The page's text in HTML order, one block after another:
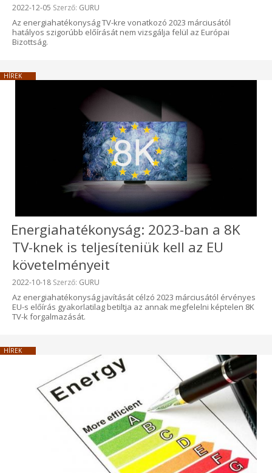
Beküldve:
2022-12-05 Szerző: GURU
Az energiahatékonyság TV-kre vonatkozó 2023 márciusától
hatályos szigorúbb előírását nem vizsgálja felül az Európai
Bizottság.
HÍREK
Energiahatékonyság: 2023-ban a 8K
TV-knek is teljesíteniük kell az EU
követelményeit
Beküldve:
2022-10-18 Szerző: GURU
Az energiahatékonyság javítását célzó 2023 márciusától érvényes
EU-s előírás gyakorlatilag betiltja az annak megfelelni képtelen 8K
TV-k forgalmazását.
HÍREK